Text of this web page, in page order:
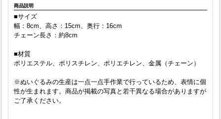
商品説明
■サイズ
幅：8cm、高さ：15cm、奥行：16cm
チェーン長さ：約8cm
■材質
ポリエステル、ポリスチレン、ポリエチレン、金属（チェーン）
※ぬいぐるみの生産は一点一点手作業で行っているため、表情に個
性が生まれます。商品が掲載の写真と若干異なる場合がありますが
ご了承ください。